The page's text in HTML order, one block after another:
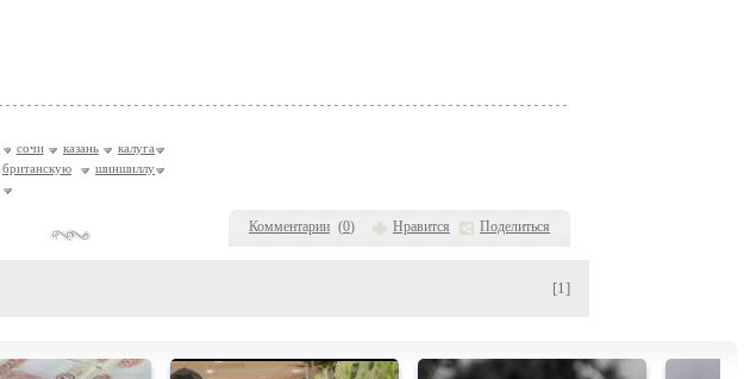
Комментарии (0) Нравится Поделиться
сочи казань
калуга
британскую
шиншиллу
[1]